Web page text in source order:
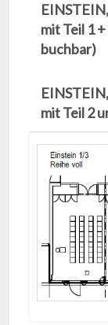
mit Teil 1
buchbar)
mit Teil 2